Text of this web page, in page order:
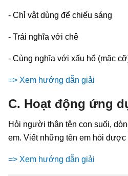
- Chỉ vật dùng để chiếu sáng
- Trái nghĩa với chê
- Cùng nghĩa với xấu hổ (mặc
=> Xem hướng dẫn giải
C. Hoạt động ứng
Hỏi người thân tên con suối,
em. Viết những tên em hỏi được
=> Xem hướng dẫn giải